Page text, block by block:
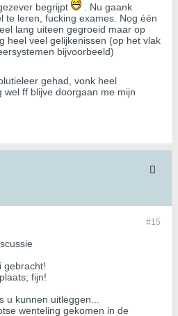
begrijpt
. Nu gaank
te leren, fucking exames. Nog één
lang uiteen gegroeid maar op
heel veel gelijkenissen (op het vlak
bijvoorbeeld)
gehad, vonk heel
wel ff blijve doorgaan me mijn
#15
gebracht!
fijn!
u kunnen uitleggen...
wenteling gekomen in de